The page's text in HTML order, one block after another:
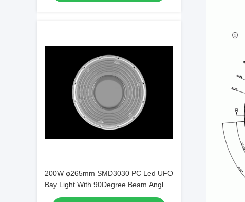
200W φ265mm SMD3030 PC Led UFO
Bay Light With 90Degree Beam Angle
IP66 Poziom ochrony